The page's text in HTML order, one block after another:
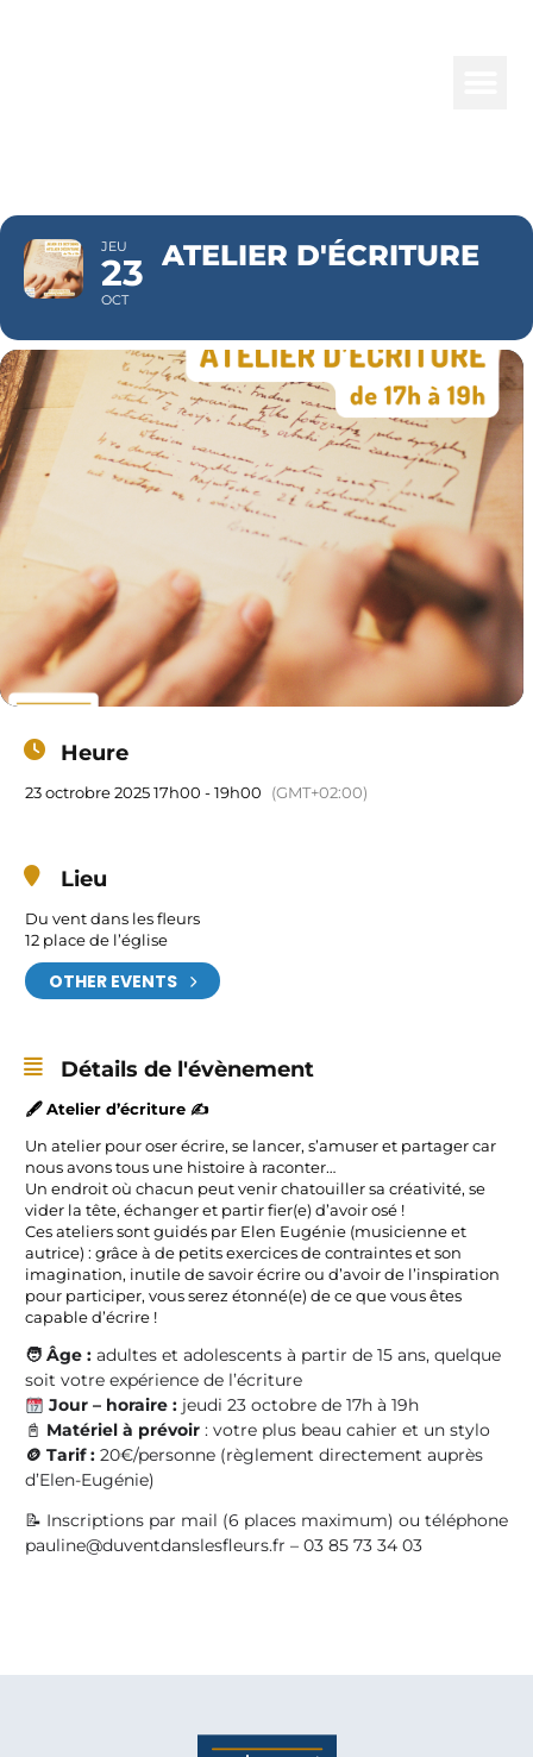
JEU
23
OCT
ATELIER D'ÉCRITURE
Heure
23 octrobre 2025 17h00 - 19h00 (GMT+02:00)
Lieu
Du vent dans les fleurs
12 place de l’église
OTHER EVENTS
Détails de l'évènement
🖋️Atelier d’écriture ✍️
Un atelier pour oser écrire, se lancer, s’amuser et partager car
nous avons tous une histoire à raconter…
Un endroit où chacun peut venir chatouiller sa créativité, se
vider la tête, échanger et partir fier(e) d’avoir osé !
Ces ateliers sont guidés par Elen Eugénie (musicienne et
autrice) : grâce à de petits exercices de contraintes et son
imagination, inutile de savoir écrire ou d’avoir de l’inspiration
pour participer, vous serez étonné(e) de ce que vous êtes
capable d’écrire !
🧑 Âge : adultes et adolescents à partir de 15 ans, quelque
soit votre expérience de l’écriture
Jour – horaire :jeudi 23 octobre de 17h à 19h
📓 Matériel à prévoir : votre plus beau cahier et un stylo
🪙 Tarif : 20€/personne (règlement directement auprès
d’Elen-Eugénie)
📝 Inscriptions par mail (6 places maximum) ou téléphone
pauline@duventdanslesfleurs.fr – 03 85 73 34 03